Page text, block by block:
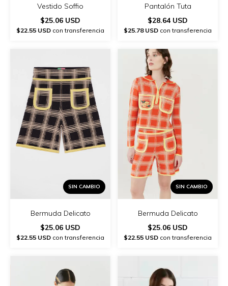
Vestido Soffio
$25.06 USD
$22.55 USD con transferencia
Pantalón Tuta
$28.64 USD
$25.78 USD con transferencia
SIN CAMBIO
Bermuda Delicato
$25.06 USD
$22.55 USD con transferencia
SIN CAMBIO
Bermuda Delicato
$25.06 USD
$22.55 USD con transferencia